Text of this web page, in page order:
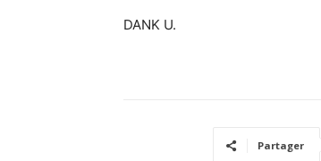
DANK U.
Partager